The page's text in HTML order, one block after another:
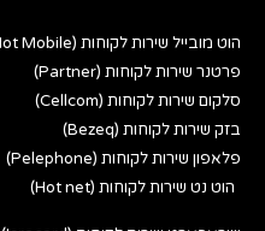
הוט מובייל שירות לקוחות (Hot Mobile)
פרטנר שירות לקוחות (Partner)
סלקום שירות לקוחות (Cellcom)
בזק שירות לקוחות (Bezeq)
פלאפון שירות לקוחות (Pelephone)
הוט נט שירות לקוחות (Hot net)